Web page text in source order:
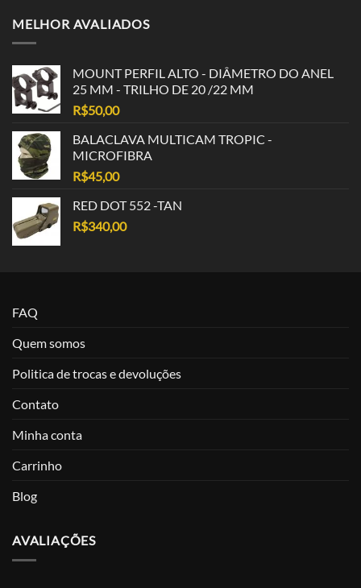
MELHOR AVALIADOS
MOUNT PERFIL ALTO - DIÂMETRO DO ANEL
25 MM - TRILHO DE 20 /22 MM
R$50,00
BALACLAVA MULTICAM TROPIC -
MICROFIBRA
R$45,00
RED DOT 552 -TAN
R$340,00
FAQ
Quem somos
Politica de trocas e devoluções
Contato
Minha conta
Carrinho
Blog
AVALIAÇÕES